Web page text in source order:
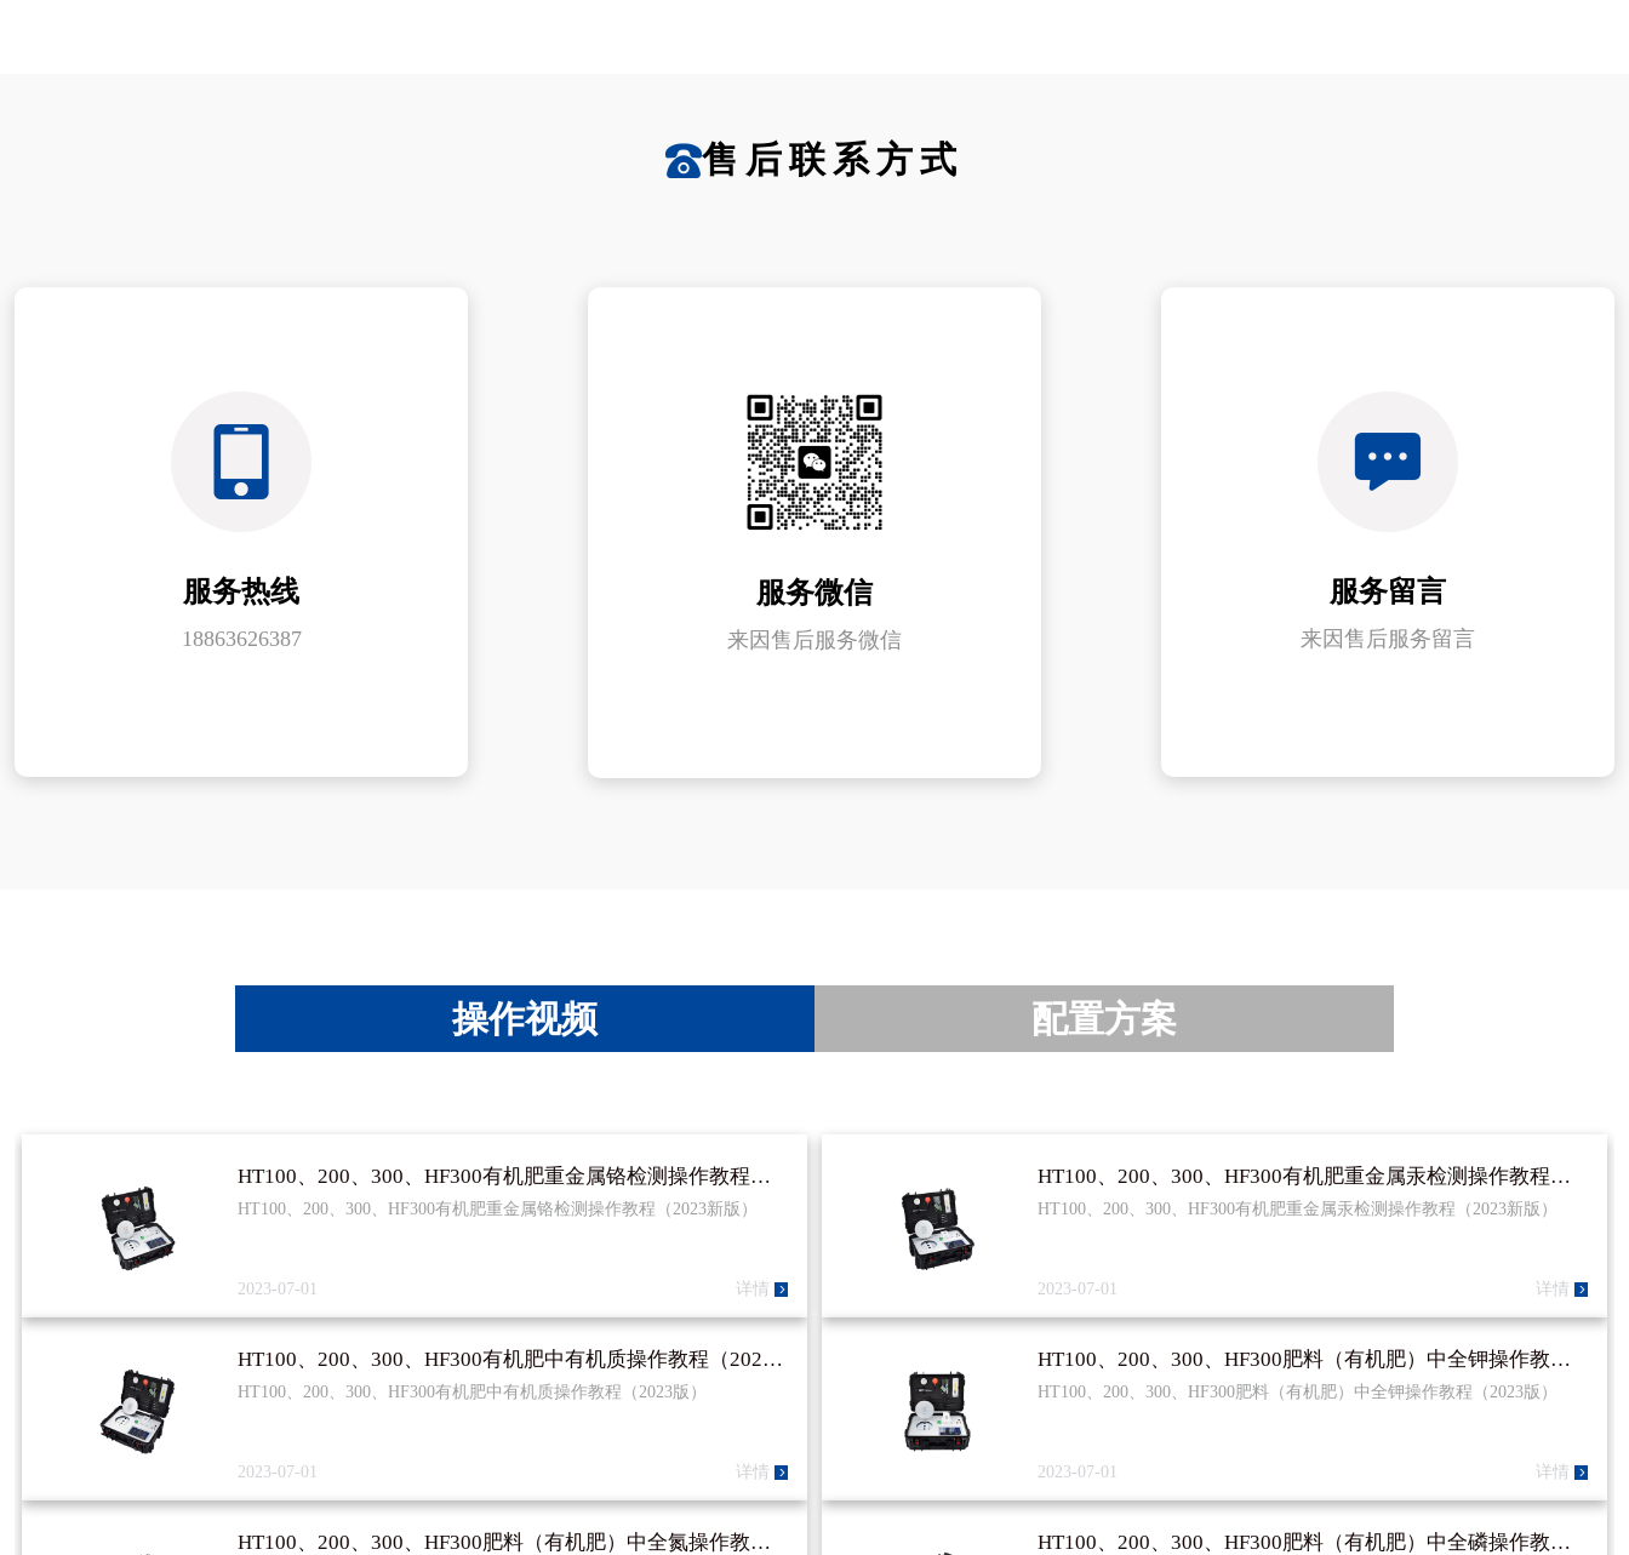
售后联系方式
服务热线
18863626387
服务微信
来因售后服务微信
服务留言
来因售后服务留言
操作视频 配置方案
HT100、200、300、HF300有机肥重金属铬检测操作教程（2023新版）
HT100、200、300、HF300有机肥重金属铬检测操作教程（2023新版）
2023-07-01 详情
HT100、200、300、HF300有机肥重金属汞检测操作教程（2023新版）
HT100、200、300、HF300有机肥重金属汞检测操作教程（2023新版）
2023-07-01 详情
HT100、200、300、HF300有机肥中有机质操作教程（2023版）
HT100、200、300、HF300有机肥中有机质操作教程（2023版）
2023-07-01 详情
HT100、200、300、HF300肥料（有机肥）中全钾操作教程（2023版）
HT100、200、300、HF300肥料（有机肥）中全钾操作教程（2023版）
2023-07-01 详情
HT100、200、300、HF300肥料（有机肥）中全氮操作教程（2023版） HT100、200、300、HF300肥料（有机肥）中全磷操作教程（2023版）